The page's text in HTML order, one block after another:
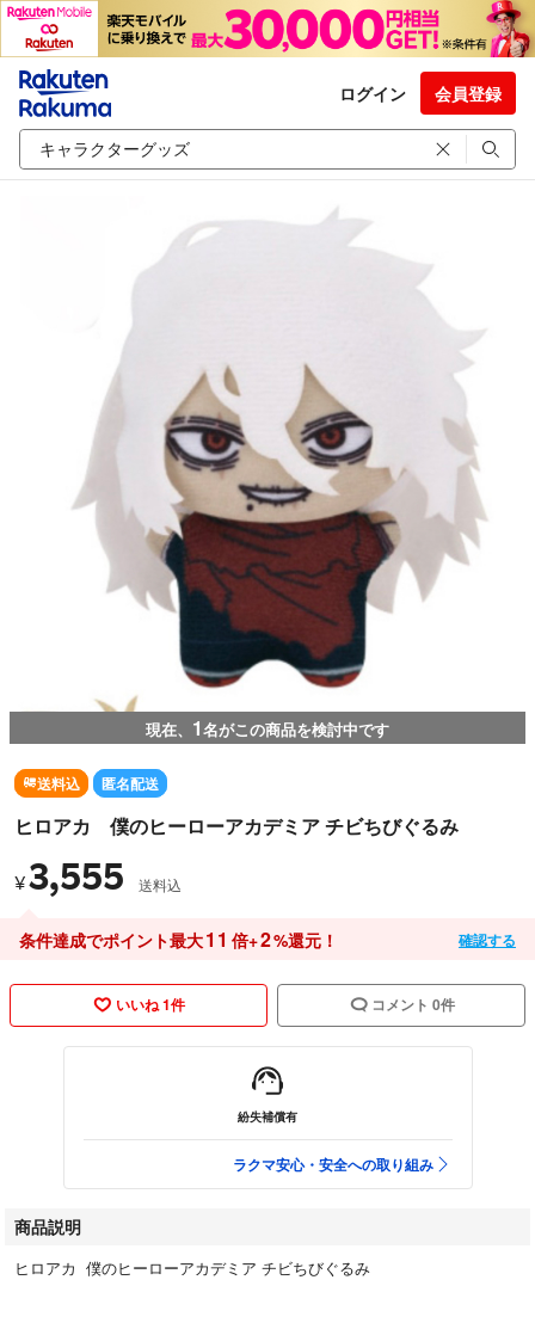
ログイン 会員登録
現在、 1名がこの商品を検討中です
送料込 匿名配送
ヒロアカ 僕のヒーローアカデミア チビちびぐるみ
¥3,555 送料込
条件達成でポイント最大11 倍+2%還元！ 確認する
いいね 1件 コメント 0件
紛失補償有
ラクマ安心・安全への取り組み
商品説明
ヒロアカ 僕のヒーローアカデミア チビちびぐるみ